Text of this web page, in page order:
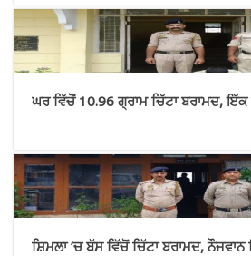
ਘਰ ਵਿੱਚੋਂ 10.96 ਗ੍ਰਾਮ ਚਿੱਟਾ ਬਰਾਮਦ,
ਸ਼ਿਮਲਾ ’ਚ ਬੱਸ ਵਿੱਚੋਂ ਚਿੱਟਾ ਬਰਾਮਦ, ਨੌਜਵਾਨ